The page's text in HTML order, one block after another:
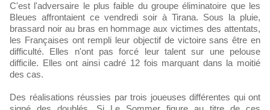
C'est l'adversaire le plus faible du groupe éliminatoire que les
Bleues affrontaient ce vendredi soir à Tirana. Sous la pluie,
brassard noir au bras en hommage aux victimes des attentats,
les Françaises ont rempli leur objectif de victoire sans être en
difficulté. Elles n'ont pas forcé leur talent sur une pelouse
difficile. Elles ont ainsi cadré 12 fois marquant dans la moitié
des cas.
Des réalisations réussies par trois joueuses différentes qui ont